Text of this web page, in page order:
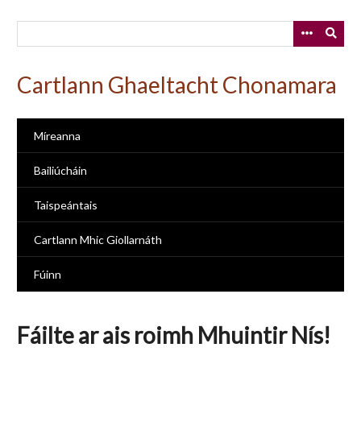
Cartlann Ghaeltacht Chonamara
Míreanna
Bailiúcháin
Taispeántais
Cartlann Mhic Giollarnáth
Fúinn
Fáilte ar ais roimh Mhuintir Nís!